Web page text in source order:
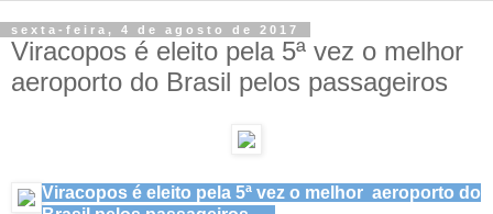
sexta-feira, 4 de agosto de 2017
Viracopos é eleito pela 5ª vez o melhor
aeroporto do Brasil pelos passageiros
Viracopos é eleito pela 5ª vez o melhor aeroporto do